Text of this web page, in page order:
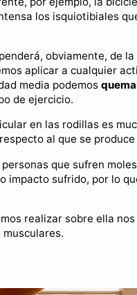
los isquiotibiales
obviamente, de
aplicar a cualquier
media podemos
de ejercicio.
en las rodillas es
al que se
que sufren
impacto sufrido, por lo
realizar sobre ella